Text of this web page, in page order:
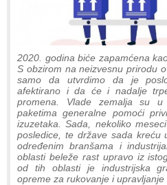
2020. godina biće zapamćena
S obzirom na neizvesnu prirodu
samo da utvrdimo da je
afektirano i da će i nadalje
promena. Vlade zemalja su
paketima generalne pomoći
izuzetaka. Sada, nekoliko
posledice, te države sada kreću
određenim branšama i
oblasti beleže rast upravo iz
od tih oblasti je industrijska
opreme za rukovanje i upravljanje